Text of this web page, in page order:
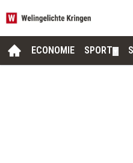
ECONOMIE SPORT